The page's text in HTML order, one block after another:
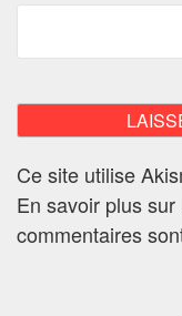
Ce site utilise
En savoir plus
commentaires